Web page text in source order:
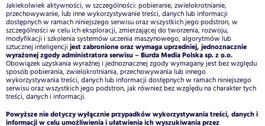
Jakiekolwiek aktywności, w szczególności: pobieranie, zwielokrotnianie,
przechowywanie, lub inne wykorzystywanie treści, danych lub informacji
dostępnych w ramach niniejszego serwisu oraz wszystkich jego podstron, w
szczególności w celu ich eksploracji, zmierzającej do tworzenia, rozwoju,
modyfikacji i szkolenia systemów uczenia maszynowego, algorytmów lub
sztucznej inteligencji jest zabronione oraz wymaga uprzedniej, jednoznacznie
wyrażonej zgody administratora serwisu – Burda Media Polska sp. z o.o.
Obowiązek uzyskania wyraźnej i jednoznacznej zgody wymagany jest bez względu
sposób pobierania, zwielokrotniania, przechowywania lub innego
wykorzystywania treści, danych lub informacji dostępnych w ramach niniejszego
serwisu oraz wszystkich jego podstron, jak również bez względu na charakter tych
treści, danych i informacji.
Powyższe nie dotyczy wyłącznie przypadków wykorzystywania treści, danych i
informacji w celu umożliwienia i ułatwienia ich wyszukiwania przez